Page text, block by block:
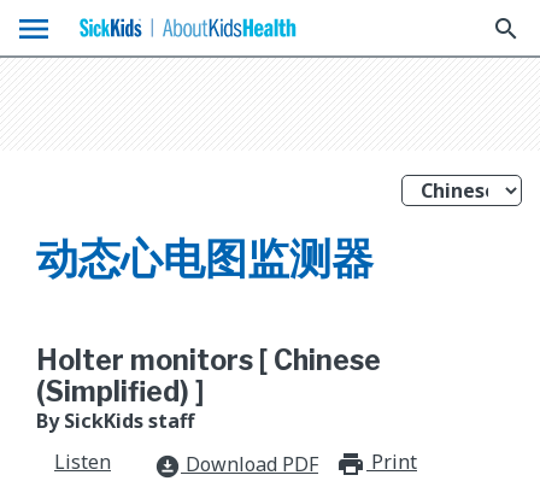
menu search
动态心电图监测器
Holter monitors [ Chinese
(Simplified) ]
By SickKids staff
Listen
download_for_offline Download PDF Print